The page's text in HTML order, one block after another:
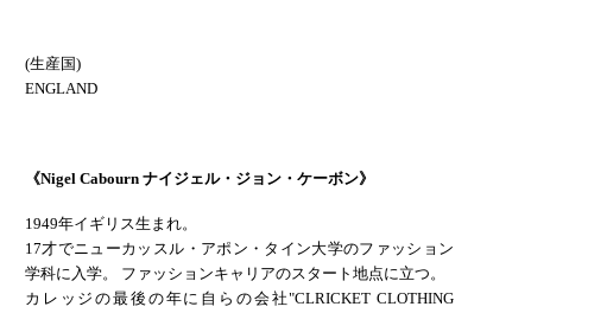
(生産国)
ENGLAND
《Nigel Cabourn ナイジェル・ジョン・ケーボン》
1949年イギリス生まれ。
17才でニューカッスル・アポン・タイン大学のファッション
学科に入学。 ファッションキャリアのスタート地点に立つ。
カレッジの最後の年に自らの会社"CLRICKET CLOTHING